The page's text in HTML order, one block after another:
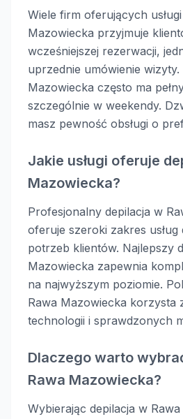
Wiele firm oferujących
Mazowiecka przyjmuje
wcześniejszej rezerwacji,
uprzednie umówienie wizyty.
Mazowiecka często ma
szczególnie w weekendy.
masz pewność obsługi o
Jakie usługi oferuje
Mazowiecka?
Profesjonalny depilacja w
oferuje szeroki zakres
potrzeb klientów. Najlepszy
Mazowiecka zapewnia
na najwyższym poziomie.
Rawa Mazowiecka korzysta
technologii i sprawdzonych
Dlaczego warto
Rawa Mazowiecka?
Wybierając depilacja w